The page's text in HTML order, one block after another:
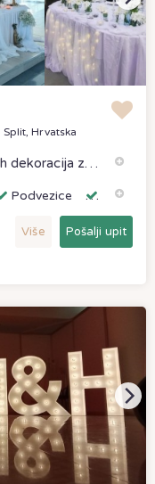
Split, Hrvatska
Naša ljubav prema stvaranju predivnih dekoracija za vjenčanje odražava se u svakom detalju. Nudimo izradu kutka za slikavanje, dekoracija s
Podvezice Baloni
Više Pošalji upit